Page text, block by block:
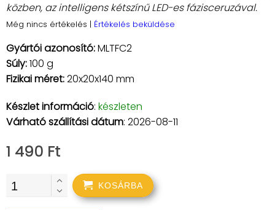
közben, az intelligens kétszínű LED-es fázisceruzával.
Még nincs értékelés | Értékelés beküldése
Gyártói azonosító:MLTFC2
Súly:100 g
Fizikai méret:20x20x140 mm
Készlet információ: készleten
Várható szállítási dátum: 2026-08-11
1 490 Ft
KOSÁRBA